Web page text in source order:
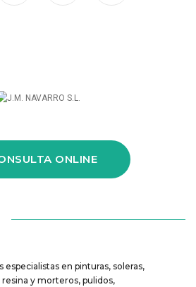
ONLINE
especialistas en pinturas, soleras,
y morteros, pulidos,